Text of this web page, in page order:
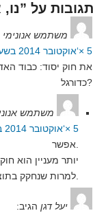
משתמש
5 ×‘אוקטובר 2014 בשעה 17:34
את חוק יסוד: כבוד
כדורגל?
משתמש
5 ×‘אוקטובר 2014 בשעה 22:15
יותר מעניין הוא
יעל דגן הגיב: